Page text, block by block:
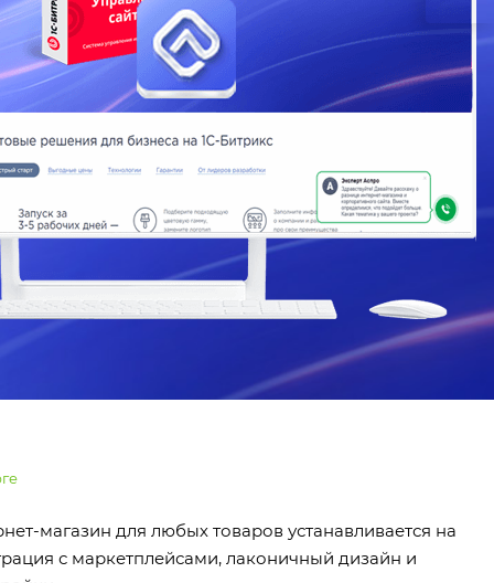
магазин для любых товаров устанавливается на
с маркетплейсами, лаконичный дизайн и